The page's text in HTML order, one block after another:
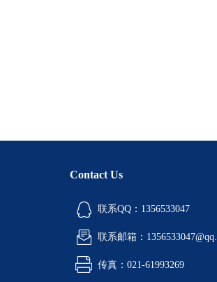
Contact Us
联系QQ：1356533047
联系邮箱：
传真：021-61993269